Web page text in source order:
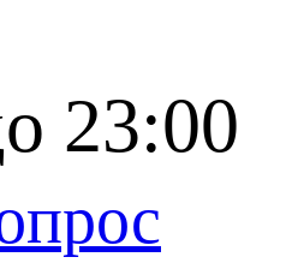
23:00